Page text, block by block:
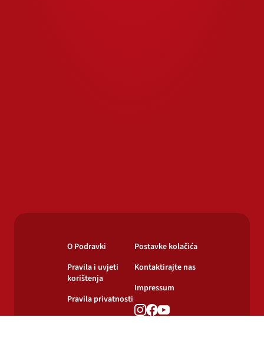
O Podravki
Pravila i uvjeti
korištenja
Pravila privatnosti
Postavke kolačića
Kontaktirajte nas
Impressum